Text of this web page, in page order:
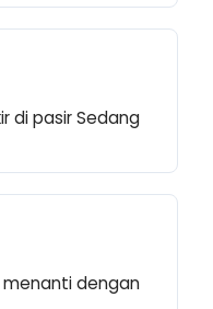
di pasir Sedang
menanti dengan